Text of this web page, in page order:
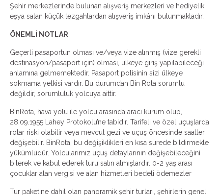
Şehir merkezlerinde bulunan alışveriş merkezleri ve hediyelik
eşya satan küçük tezgahlardan alışveriş imkânı bulunmaktadır.
ÖNEMLİ NOTLAR
Geçerli pasaportun olması ve/veya vize alınmış (vize gerekli
destinasyon/pasaport için) olması, ülkeye giriş yapılabileceği
anlamına gelmemektedir. Pasaport polisinin sizi ülkeye
sokmama yetkisi vardır. Bu durumdan Bin Rota sorumlu
değildir, sorumluluk yolcuya aittir.
BinRota, hava yolu ile yolcu arasında aracı kurum olup,
28.09.1955 Lahey Protokolü’ne tabidir. Tarifeli ve özel uçuşlarda
rötar riski olabilir veya mevcut gezi ve uçuş öncesinde saatler
değişebilir. BinRota, bu değişiklikleri en kısa sürede bildirmekle
yükümlüdür. Yolcularımız uçuş detaylarının değişebileceğini
bilerek ve kabul ederek turu satın almışlardır. 0-2 yaş arası
çocuklar alan vergisi ve alan hizmetleri bedeli ödemezler
Tur paketine dahil olan panoramik şehir turları, şehirlerin genel